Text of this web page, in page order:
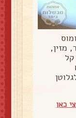
מזין,
קל
כאן